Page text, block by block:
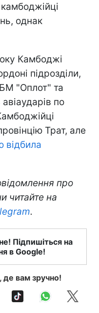
однак
Камбоджі
підрозділи,
БМ "Оплот" та
по
Трат, але
відбила
про
читайте на
.
Підпишіться на
в Google!
де вам зручно!